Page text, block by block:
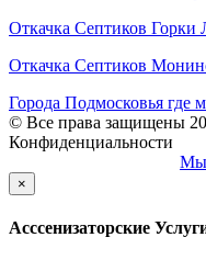
Откачка Септиков Горки
Откачка Септиков
Города Подмосковья где
© Все права защищены
Конфиденциальности
Мы
×
Асссенизаторские